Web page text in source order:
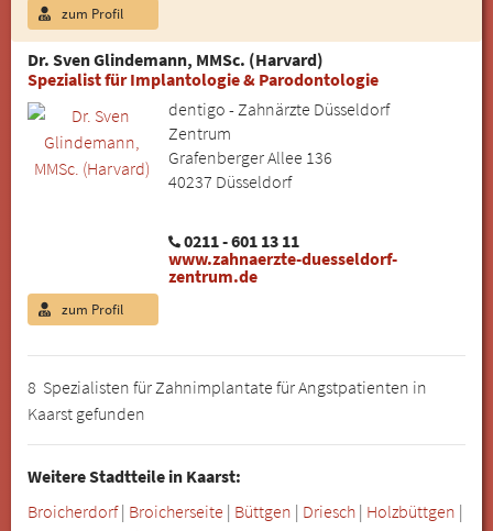
zum Profil
Dr. Sven Glindemann, MMSc. (Harvard)
Spezialist für Implantologie & Parodontologie
dentigo - Zahnärzte Düsseldorf
Zentrum
Grafenberger Allee 136
40237 Düsseldorf
0211 - 601 13 11
www.zahnaerzte-duesseldorf-
zentrum.de
zum Profil
8 Spezialisten für Zahnimplantate für Angstpatienten in
Kaarst gefunden
Weitere Stadtteile in Kaarst:
Broicherdorf| Broicherseite | Büttgen | Driesch | Holzbüttgen |